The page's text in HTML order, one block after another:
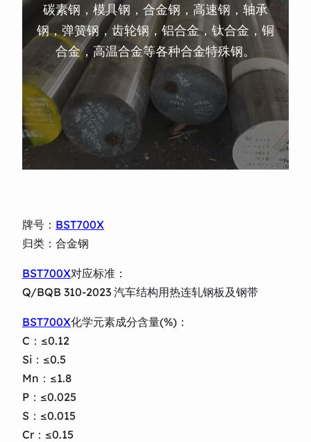
碳素钢，模具钢，合金钢，高速钢，轴承
钢，弹簧钢，齿轮钢，铝合金，钛合金，铜
合金，高温合金等各种合金特殊钢。
牌号： BST700X
归类：合金钢
BST700X对应标准：
Q/BQB 310-2023 汽车结构用热连轧钢板及钢带
BST700X化学元素成分含量(%)：
C：≤0.12
Si：≤0.5
Mn：≤1.8
P：≤0.025
S：≤0.015
Cr：≤0.15